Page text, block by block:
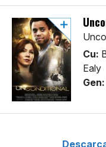
Cu:
Ealy
Gen: